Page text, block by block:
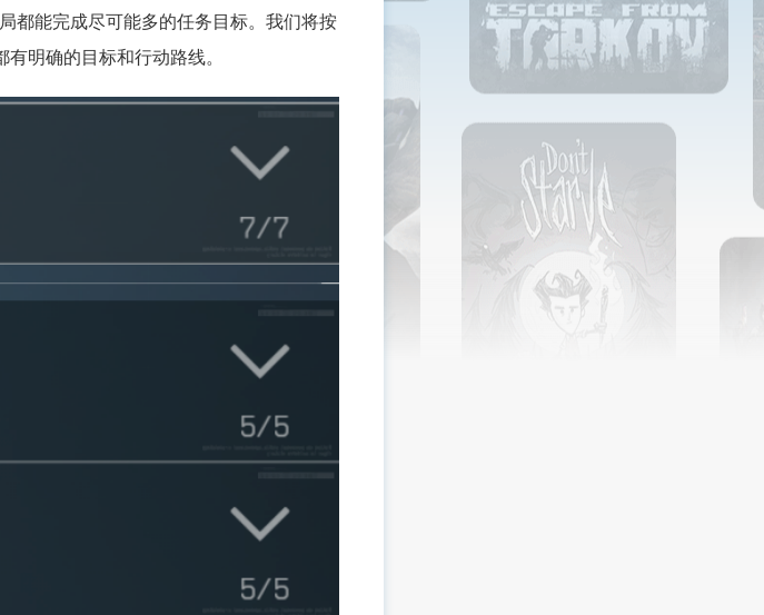
能完成尽可能多的任务目标。我们将按
明确的目标和行动路线。